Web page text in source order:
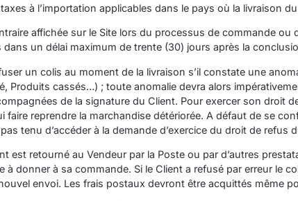
à l’importation applicables dans le pays où la livraison
affichée sur le Site lors du processus de commande
dans un délai maximum de trente (30) jours après la
un colis au moment de la livraison s’il constate une
Produits cassés…) ; toute anomalie devra alors
de la signature du Client. Pour exercer son droit
faire reprendre la marchandise détériorée. A défaut de se
tenu d’accéder à la demande d’exercice du droit de refus
est retourné au Vendeur par la Poste ou par d’autres
à donner à sa commande. Si le Client a refusé par erreur le
envoi. Les frais postaux devront être acquittés même